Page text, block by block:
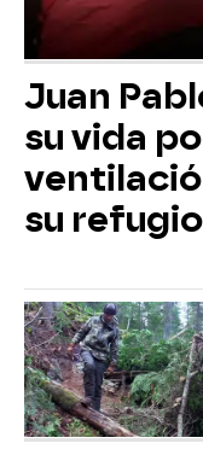
Juan
su vida
su refugio